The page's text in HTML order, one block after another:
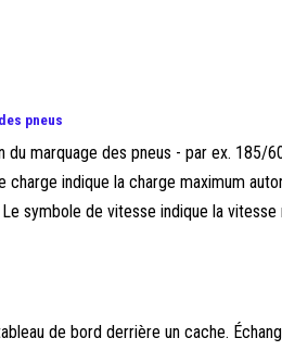
pneus
du marquage des pneus - par ex. 185/
charge indique la charge maximum
symbole de vitesse indique la vitesse
de bord derrière un cache.